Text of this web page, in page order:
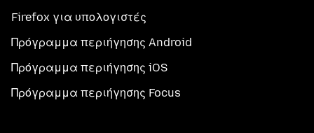
Firefox για υπολογιστές
Πρόγραμμα περιήγησης Android
Πρόγραμμα περιήγησης iOS
Πρόγραμμα περιήγησης Focus